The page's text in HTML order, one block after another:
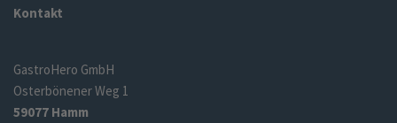
Kontakt
GastroHero GmbH
Osterbönener Weg 1
59077 Hamm